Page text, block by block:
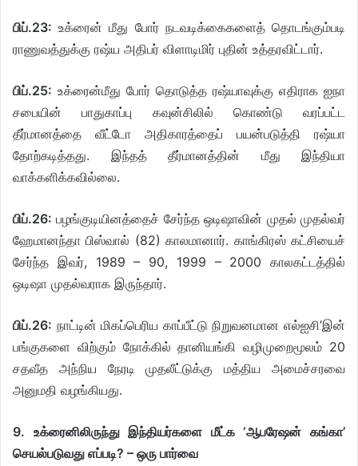
பிப்.23: உக்ரைன் மீது போர் நடவடிக்கைகளைத் தொடங்கும்படி
ராணுவத்துக்கு ரஷ்ய அதிபர் விளாடிமிர் புதின் உத்தரவிட்டார்.
பிப்.25: உக்ரைன்மீது போர் தொடுத்த ரஷ்யாவுக்கு எதிராக ஐநா
சபையின் பாதுகாப்பு கவுன்சிலில் கொண்டு வரப்பட்ட
தீர்மானத்தை வீட்டோ அதிகாரத்தைப் பயன்படுத்தி ரஷ்யா
தோற்கடித்தது. இந்தத் தீர்மானத்தின் மீது இந்தியா
வாக்களிக்கவில்லை.
பிப்.26: பழங்குடியினத்தைச் சேர்ந்த ஒடிஷாவின் முதல் முதல்வர்
ஹேமானந்தா பிஸ்வால் (82) காலமானார். காங்கிரஸ் கட்சியைச்
சேர்ந்த இவர், 1989 – 90, 1999 – 2000 காலகட்டத்தில்
ஒடிஷா முதல்வராக இருந்தார்.
பிப்.26: நாட்டின் மிகப்பெரிய காப்பீட்டு நிறுவனமான எல்ஐசி’இன்
பங்குகளை விற்கும் நோக்கில் தானியங்கி வழிமுறைமூலம் 20
சதவீத அந்நிய நேரடி முதலீட்டுக்கு மத்திய அமைச்சரவை
அனுமதி வழங்கியது.
9. உக்ரைனிலிருந்து இந்தியர்களை மீட்க ‘ஆபரேஷன் கங்கா’
செயல்படுவது எப்படி? – ஒரு பார்வை